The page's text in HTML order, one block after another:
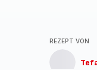
REZEPT VON